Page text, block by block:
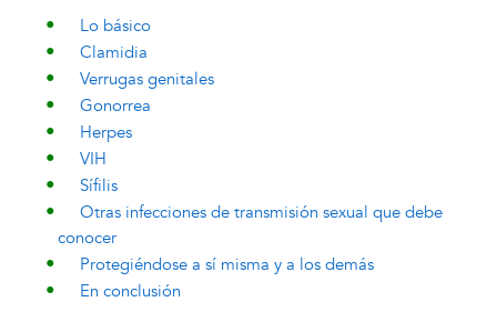
Lo básico
Clamidia
Verrugas genitales
Gonorrea
Herpes
VIH
Sífilis
Otras infecciones de transmisión sexual que debe
conocer
Protegiéndose a sí misma y a los demás
En conclusión